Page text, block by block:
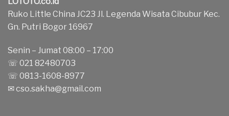
Ruko Little China JC23 Jl. Legenda Wisata Cibubur Kec.
Gn. Putri Bogor 16967
Senin – Jumat 08:00 – 17:00
☏ 021 82480703
☏ 0813-1608-8977
✉cso.sakha@gmail.com